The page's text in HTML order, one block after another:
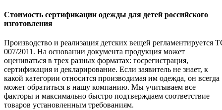
Стоимость сертификации одежды для детей российского
изготовления
Производство и реализация детских вещей регламентируется
007/2011. На основании документа продукция может
оцениваться в трех разных форматах: госрегистрация,
сертификация и декларирование. Если заявитель не знает, к
какой категории относится производимая им одежда, он всегда
может обратиться в нашу компанию. Мы учитываем все
факторы и максимально быстро подтверждаем соответствие
товаров установленным требованиям.